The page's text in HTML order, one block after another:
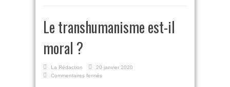
Le transhumanisme est-il
moral ?
La Rédaction
20 janvier 2020
Commentaires fermés